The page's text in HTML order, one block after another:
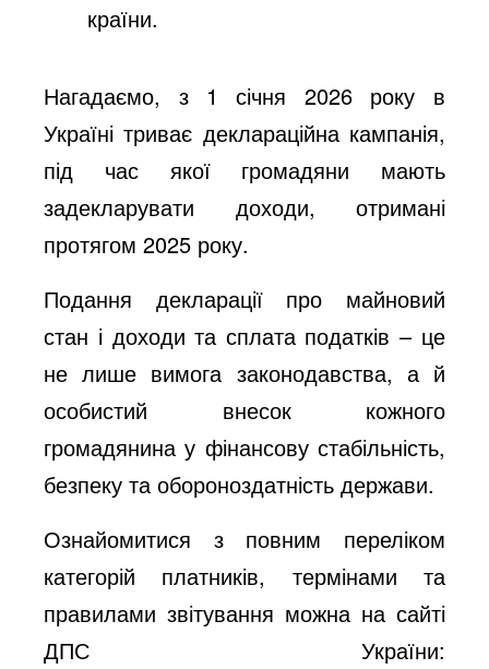
країни.
Нагадаємо, з 1 січня 2026 року в
Україні триває деклараційна кампанія,
під час якої громадяни мають
задекларувати доходи, отримані
протягом 2025 року.
Подання декларації про майновий
стан і доходи та сплата податків – це
не лише вимога законодавства, а й
особистий внесок кожного
громадянина у фінансову стабільність,
безпеку та обороноздатність держави.
Ознайомитися з повним переліком
категорій платників, термінами та
правилами звітування можна на сайті
ДПС України: